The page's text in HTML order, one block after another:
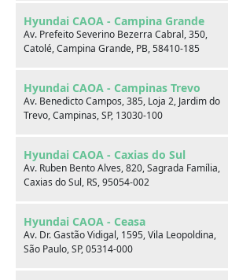
Hyundai CAOA - Campina Grande
Av. Prefeito Severino Bezerra Cabral, 350,
Catolé, Campina Grande, PB, 58410-185
Hyundai CAOA - Campinas Trevo
Av. Benedicto Campos, 385, Loja 2, Jardim do
Trevo, Campinas, SP, 13030-100
Hyundai CAOA - Caxias do Sul
Av. Ruben Bento Alves, 820, Sagrada Família,
Caxias do Sul, RS, 95054-002
Hyundai CAOA - Ceasa
Av. Dr. Gastão Vidigal, 1595, Vila Leopoldina,
São Paulo, SP, 05314-000
Consórcio
CAOA Changan | A21 - Tatuapé